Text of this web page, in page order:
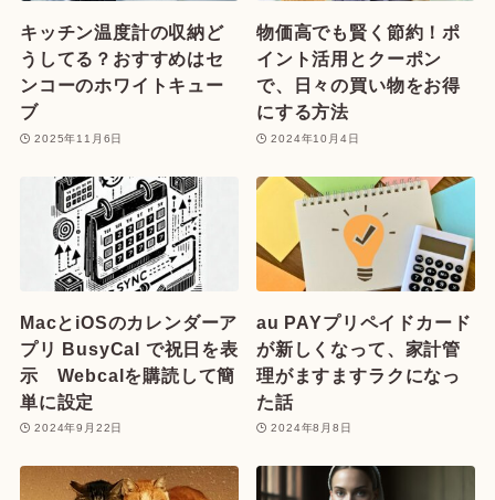
キッチン温度計の収納ど
うしてる？おすすめはセ
ンコーのホワイトキュー
ブ
2025年11月6日
物価高でも賢く節約！ポ
イント活用とクーポン
で、日々の買い物をお得
にする方法
2024年10月4日
MacとiOSのカレンダーア
プリ BusyCal で祝日を表
示 Webcalを購読して簡
単に設定
2024年9月22日
au PAYプリペイドカード
が新しくなって、家計管
理がますますラクになっ
た話
2024年8月8日